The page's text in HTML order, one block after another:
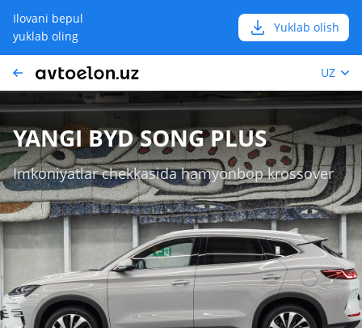
Ilovani bepul
yuklab oling
Yuklab olish
UZ
YANGI BYD SONG PLUS
Imkoniyatlar chekkasida hamyonbop krossover